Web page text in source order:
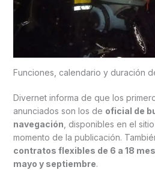
Funciones, calendario y duración
Divernet informa de que los
anunciados son los de oficial de
navegación , disponibles en el
momento de la publicación.
contratos flexibles de 6 a 18
mayo y septiembre.